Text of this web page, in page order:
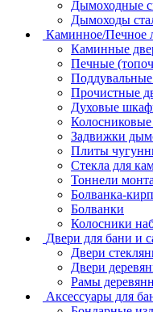
Дымоходные
Дымоходы
Каминное/Печное
Каминные
Печные
Прочистные
Духовые
Задвижки
Плиты
Стекла для
Тоннели
Болванка-
Болванки
Колосники
Двери для бани и
Двери
Двери
Рамы
Аксессуары для